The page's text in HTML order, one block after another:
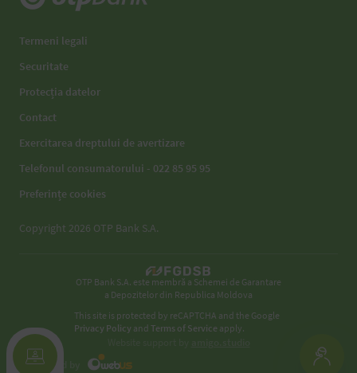
Termeni legali
Securitate
Protecția datelor
Contact
Exercitarea dreptului de avertizare
Telefonul consumatorului - 022 85 95 95
Preferințe cookies
Copyright 2026 OTP Bank S.A.
OTP Bank S.A. este membră a Schemei de Garantare
a Depozitelor din Republica Moldova
This site is protected by reCAPTCHA and the Google
Privacy Policy andTerms of Service apply.
Developed by